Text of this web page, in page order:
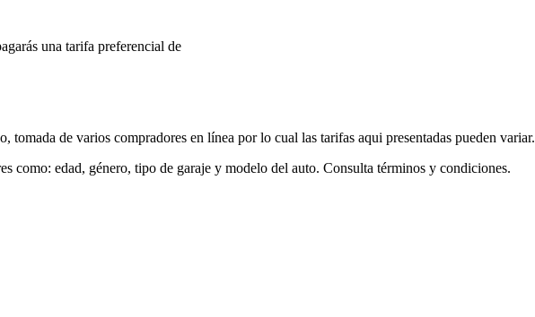
una tarifa preferencial de
tomada de varios compradores en línea por lo cual las tarifas aqui presentadas pueden variar.
como: edad, género, tipo de garaje y modelo del auto. Consulta términos y condiciones.